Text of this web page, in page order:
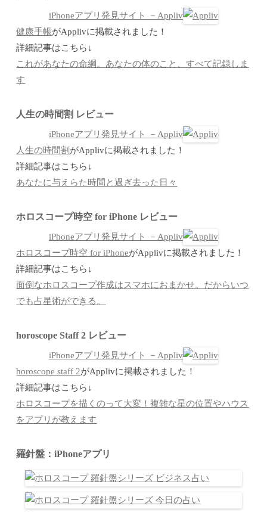
iPhoneアプリ発見サイト －Appliv
健康手帳がApplivに掲載されました！
詳細記事はこちら↓
これがあなたの命綱。あなたの体のこと、すべて記録しま
す
人生の時間割 レビュー
iPhoneアプリ発見サイト －Appliv
人生の時間割 がApplivに掲載されました！
詳細記事はこちら↓
あなたに与えらた時間と過ぎ去った日々
ホロスコープ時空 for iPhone レビュー
iPhoneアプリ発見サイト －Appliv
ホロスコープ時空 for iPhoneがApplivに掲載されました！
詳細記事はこちら↓
面倒なホロスコープ作成はスマホにおまかせ。だからいつ
でも占星術ができる。
horoscope Staff 2 レビュー
iPhoneアプリ発見サイト －Appliv
horoscope staff 2がApplivに掲載されました！
詳細記事はこちら↓
ホロスコープを描くのって大変！複雑な星の位置やハウス
をアプリが教えます
羅針盤：iPhoneアプリ